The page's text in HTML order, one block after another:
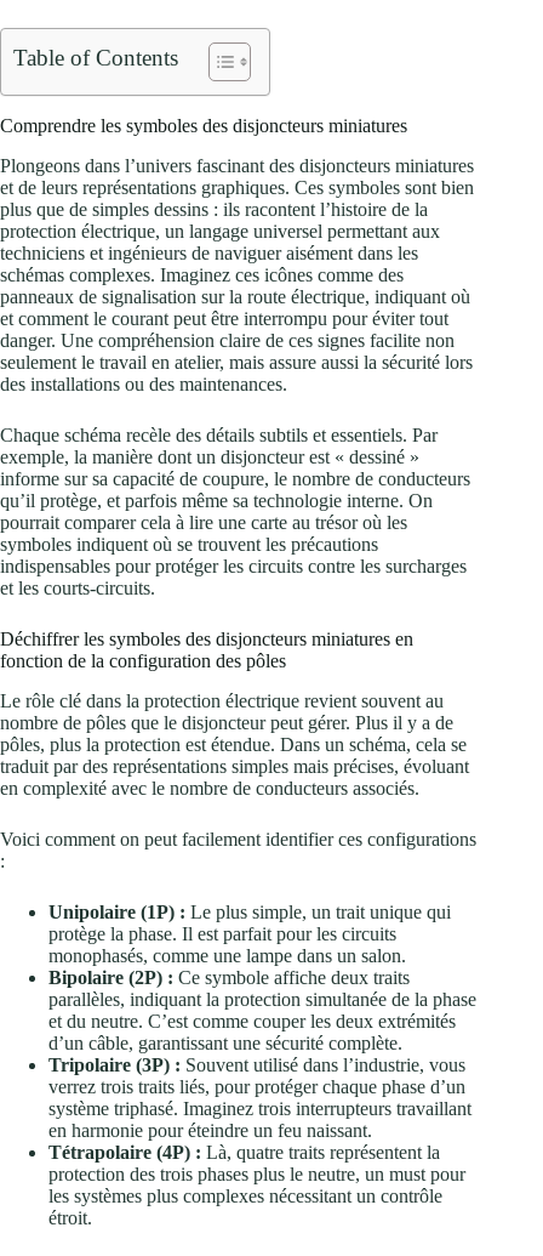
Table of Contents
Comprendre les symboles des disjoncteurs miniatures
Plongeons dans l’univers fascinant des disjoncteurs miniatures
et de leurs représentations graphiques. Ces symboles sont bien
plus que de simples dessins : ils racontent l’histoire de la
protection électrique, un langage universel permettant aux
techniciens et ingénieurs de naviguer aisément dans les
schémas complexes. Imaginez ces icônes comme des
panneaux de signalisation sur la route électrique, indiquant où
et comment le courant peut être interrompu pour éviter tout
danger. Une compréhension claire de ces signes facilite non
seulement le travail en atelier, mais assure aussi la sécurité lors
des installations ou des maintenances.
Chaque schéma recèle des détails subtils et essentiels. Par
exemple, la manière dont un disjoncteur est « dessiné »
informe sur sa capacité de coupure, le nombre de conducteurs
qu’il protège, et parfois même sa technologie interne. On
pourrait comparer cela à lire une carte au trésor où les
symboles indiquent où se trouvent les précautions
indispensables pour protéger les circuits contre les surcharges
et les courts-circuits.
Déchiffrer les symboles des disjoncteurs miniatures en
fonction de la configuration des pôles
Le rôle clé dans la protection électrique revient souvent au
nombre de pôles que le disjoncteur peut gérer. Plus il y a de
pôles, plus la protection est étendue. Dans un schéma, cela se
traduit par des représentations simples mais précises, évoluant
en complexité avec le nombre de conducteurs associés.
Voici comment on peut facilement identifier ces configurations
:
Unipolaire (1P) : Le plus simple, un trait unique qui
protège la phase. Il est parfait pour les circuits
monophasés, comme une lampe dans un salon.
Bipolaire (2P) : Ce symbole affiche deux traits
parallèles, indiquant la protection simultanée de la phase
et du neutre. C’est comme couper les deux extrémités
d’un câble, garantissant une sécurité complète.
Tripolaire (3P) : Souvent utilisé dans l’industrie, vous
verrez trois traits liés, pour protéger chaque phase d’un
système triphasé. Imaginez trois interrupteurs travaillant
en harmonie pour éteindre un feu naissant.
Tétrapolaire (4P) : Là, quatre traits représentent la
protection des trois phases plus le neutre, un must pour
les systèmes plus complexes nécessitant un contrôle
étroit.